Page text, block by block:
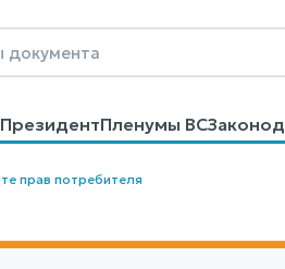
ПрезидентПленумы ВС
ПомощьПоиск
прав потребителя